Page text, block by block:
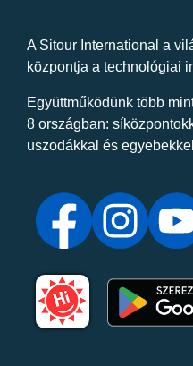
A Sitour International a
központja a technológiai
Együttműködünk több
8 országban:
uszodákkal és